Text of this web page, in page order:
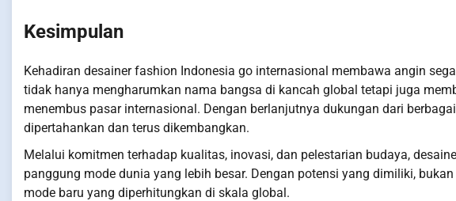
Kesimpulan
Kehadiran desainer fashion Indonesia go internasional membawa angin
tidak hanya mengharumkan nama bangsa di kancah global tetapi juga
menembus pasar internasional. Dengan berlanjutnya dukungan dari
dipertahankan dan terus dikembangkan.
Melalui komitmen terhadap kualitas, inovasi, dan pelestarian budaya,
panggung mode dunia yang lebih besar. Dengan potensi yang dimiliki,
mode baru yang diperhitungkan di skala global.